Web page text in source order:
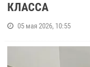
КЛАССА
05 мая 2026, 10:55